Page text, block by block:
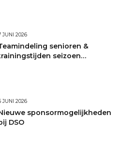
JUNI 2026
senioren &
seizoen
JUNI 2026
sponsormogelijkheden
DSO